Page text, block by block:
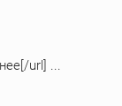
url] ...